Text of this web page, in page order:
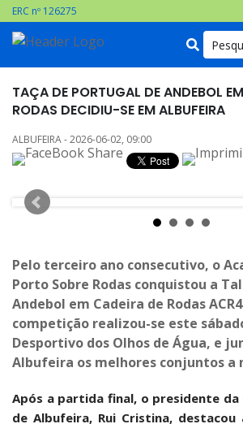
ERC nº 126275
TAÇA DE PORTUGAL DE ANDEBOL
RODAS DECIDIU-SE EM ALBUFEIRA
ALBUFEIRA - 2026-06-02, 09:00
Pelo terceiro ano consecutivo, o
Porto Sobre Rodas conquistou a
Andebol em Cadeira de Rodas
competição realizou-se este
Desportivo dos Olhos de Água, e
Albufeira os melhores conjuntos a
Após a partida final, o presidente da
de Albufeira, Rui Cristina,